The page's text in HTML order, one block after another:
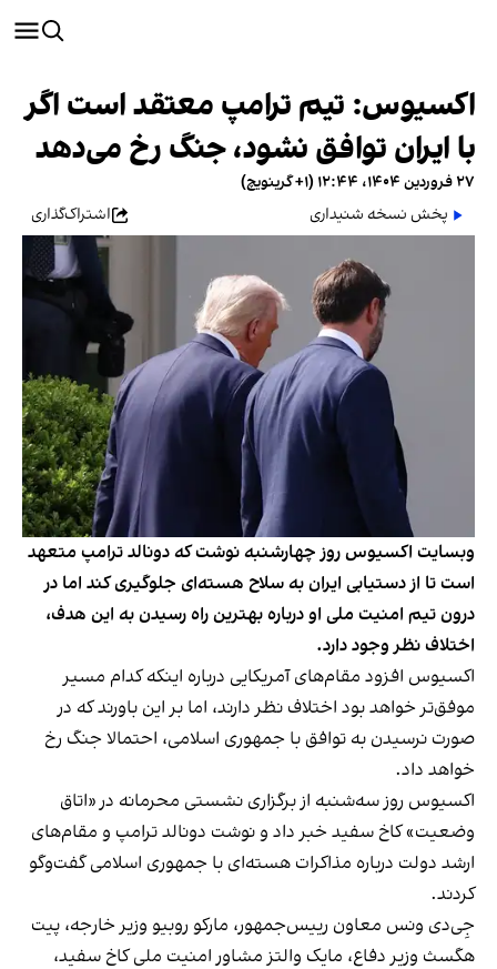
اکسیوس: تیم ترامپ معتقد است اگر
با ایران توافق نشود، جنگ رخ می‌دهد
۲۷ فروردین ۱۴۰۴، ۱۲:۴۴ (‎+۱ گرینویچ)
پخش نسخه شنیداری
اشتراک‌گذاری
وبسایت اکسیوس روز چهارشنبه نوشت که دونالد ترامپ متعهد
است تا از دستیابی ایران به سلاح هسته‌ای جلوگیری کند اما در
درون تیم امنیت ملی او درباره بهترین راه رسیدن به این هدف،
اختلاف نظر وجود دارد.
اکسیوس افزود مقام‌های آمریکایی درباره اینکه کدام مسیر
موفق‌تر خواهد بود اختلاف نظر دارند، اما بر این باورند که در
صورت نرسیدن به توافق با جمهوری اسلامی، احتمالا جنگ رخ
خواهد داد.
اکسیوس روز سه‌شنبه از برگزاری نشستی محرمانه در «اتاق
وضعیت» کاخ سفید خبر داد و نوشت دونالد ترامپ و مقام‌های
ارشد دولت درباره مذاکرات هسته‌ای با جمهوری اسلامی گفت‌وگو
کردند.
جِی‌دی ونس معاون رییس‌جمهور، مارکو روبیو وزیر خارجه، پیت
هگسث وزیر دفاع، مایک والتز مشاور امنیت ملی کاخ سفید،